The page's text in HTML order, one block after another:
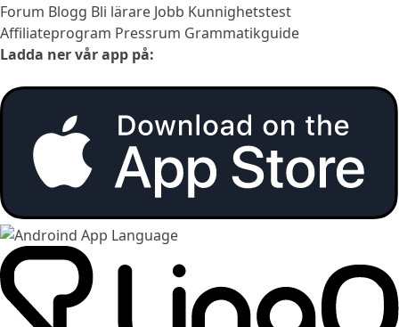
Forum Blogg Bli lärare Jobb Kunnighetstest
Affiliateprogram Pressrum Grammatikguide
Ladda ner vår app på: